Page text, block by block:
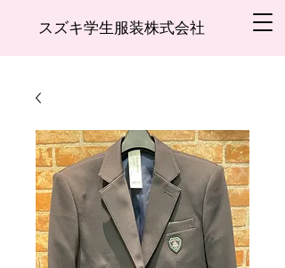
スズキ学生服装株式会社